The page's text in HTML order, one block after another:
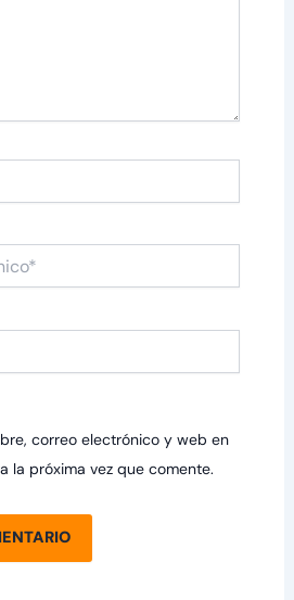
correo electrónico y web en
la próxima vez que comente.